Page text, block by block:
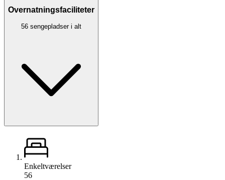
Overnatningsfaciliteter
56 sengepladser i alt
Enkeltværelser
56